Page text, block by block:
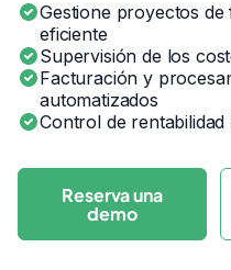
Gestione proyectos
eficiente
Supervisión de los
Facturación y
automatizados
Control de
Reserva una
demo